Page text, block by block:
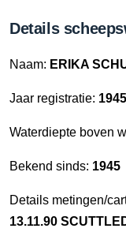
Details
Naam: ERIKA
Jaar registratie: 1945
Waterdiepte boven
Bekend sinds: 1945
Details metingen/
13.11.90